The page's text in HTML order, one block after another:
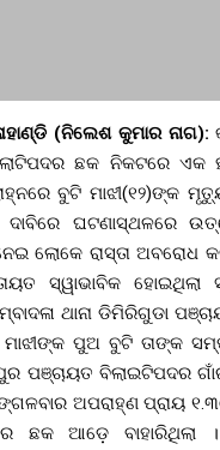
(ନିଲେଶ କୁମାର ନାଗ):
ଛକ ନିକଟରେ ଏକ
ବୁଟି ମାଝୀ(୧୨)ଙ୍କ
ଘଟଣାସ୍ଥଳରେ
ଲୋକେ ରାସ୍ତା ଅବରୋଧ
ସ୍ୱାଭାବିକ ହୋଇଥିଲା
ଥାନା ଡିମିରିଗୁଡା
ପୁଅ ବୁଟି ତାଙ୍କ
ପଞ୍ଚାୟତ ବିଲାଇଟିପଦର
ଅପରାହ୍ଣ ପ୍ରାୟ
ଛକ ଆଡ଼େ ବାହାରିଥିଲା